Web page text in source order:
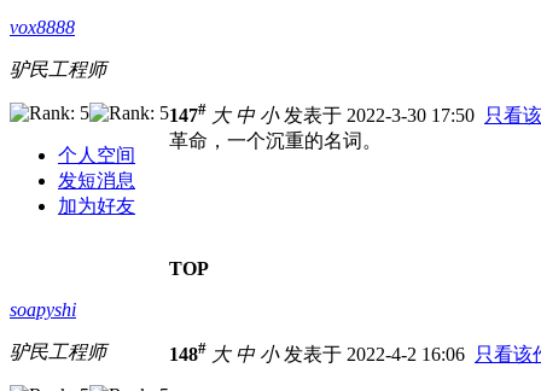
vox8888
驴民工程师
个人空间
发短消息
加为好友
147# 大 中 小发表于 2022-3-30 17:50 只看
革命，一个沉重的名词。
TOP
soapyshi
驴民工程师 148# 大 中 小发表于 2022-4-2 16:06 只看该